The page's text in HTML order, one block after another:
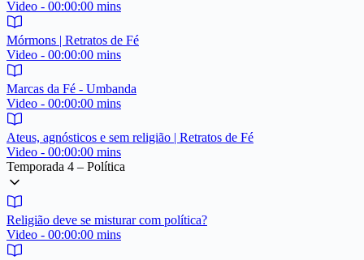
Video - 00:00:00 mins
Mórmons | Retratos de Fé
Video - 00:00:00 mins
Marcas da Fé - Umbanda
Video - 00:00:00 mins
Ateus, agnósticos e sem religião | Retratos de Fé
Video - 00:00:00 mins
Temporada 4 – Política
Religião deve se misturar com política?
Video - 00:00:00 mins